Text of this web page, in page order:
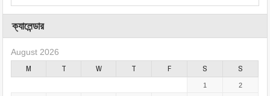
ক্যালেন্ডার
August 2026
M T W T F S S
1 2